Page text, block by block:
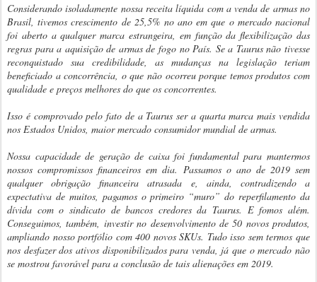
Considerando isoladamente nossa receita líquida com a venda de armas no
Brasil, tivemos crescimento de 25,5% no ano em que o mercado nacional
foi aberto a qualquer marca estrangeira, em função da flexibilização das
regras para a aquisição de armas de fogo no País. Se a Taurus não tivesse
reconquistado sua credibilidade, as mudanças na legislação teriam
beneficiado a concorrência, o que não ocorreu porque temos produtos com
qualidade e preços melhores do que os concorrentes.
Isso é comprovado pelo fato de a Taurus ser a quarta marca mais vendida
nos Estados Unidos, maior mercado consumidor mundial de armas.
Nossa capacidade de geração de caixa foi fundamental para mantermos
nossos compromissos financeiros em dia. Passamos o ano de 2019 sem
qualquer obrigação financeira atrasada e, ainda, contradizendo a
expectativa de muitos, pagamos o primeiro “muro” do reperfilamento da
dívida com o sindicato de bancos credores da Taurus. E fomos além.
Conseguimos, também, investir no desenvolvimento de 50 novos produtos,
ampliando nosso portfólio com 400 novos SKUs. Tudo isso sem termos que
nos desfazer dos ativos disponibilizados para venda, já que o mercado não
se mostrou favorável para a conclusão de tais alienações em 2019.